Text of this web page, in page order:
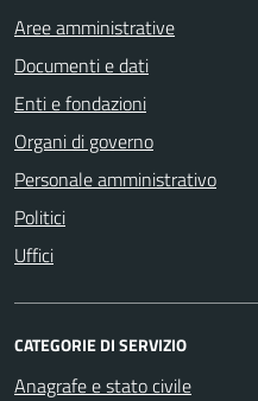
Aree amministrative
Documenti e dati
Enti e fondazioni
Organi di governo
Personale amministrativo
Politici
Uffici
CATEGORIE DI SERVIZIO
Anagrafe e stato civile